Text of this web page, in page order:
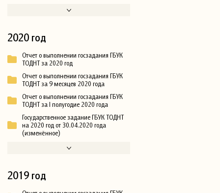
2020 год
Отчет о выполнении госзадания ГБУК
ТОДНТ за 2020 год
Отчет о выполнении госзадания ГБУК
ТОДНТ за 9 месяцев 2020 года
Отчет о выполнении госзадания ГБУК
ТОДНТ за I полугодие 2020 года
Государственное задание ГБУК ТОДНТ
на 2020 год от 30.04.2020 года
(изменённое)
2019 год